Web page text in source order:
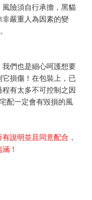
險須自行承擔，黑貓
嚴重人為因素的變
們也是細心呵護想要
損傷！在包裝上，已
有太多不可控制之因
配一定會有毀損的風
說明並且同意配合，
！